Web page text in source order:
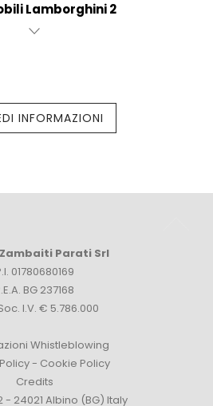
Lamborghini 2
INFORMAZIONI
Zambaiti Parati Srl
01780680169
BG 237168
I.V. € 5.786.000
Whistleblowing
- Cookie Policy
Credits
- 24021 Albino (BG) Italy